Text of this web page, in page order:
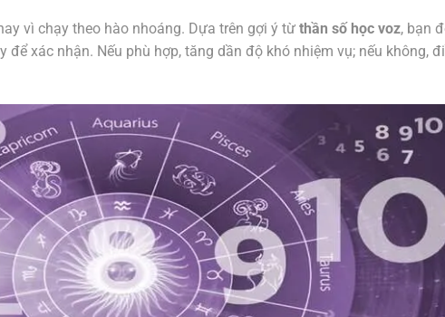
vì chạy theo hào nhoáng. Dựa trên gợi ý từ thần số học voz, bạn
để xác nhận. Nếu phù hợp, tăng dần độ khó nhiệm vụ; nếu không,